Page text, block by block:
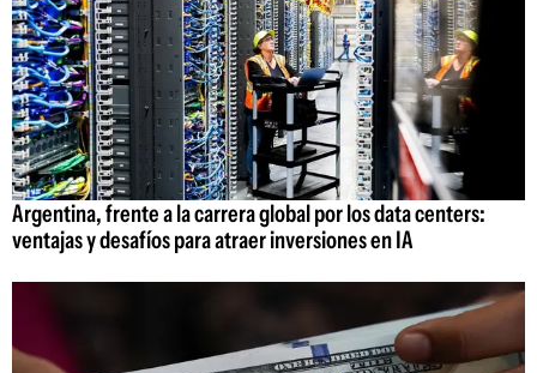
Argentina, frente a la carrera global por los data centers:
ventajas y desafíos para atraer inversiones en IA